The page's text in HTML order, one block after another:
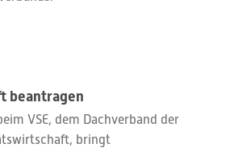
beantragen
VSE, dem Dachverband der
bringt